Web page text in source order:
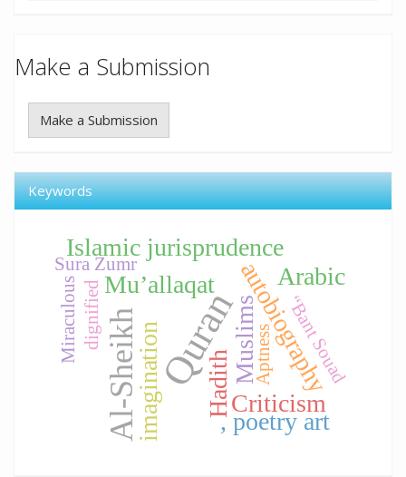
Make a Submission
Make a Submission
Keywords
Quran
Al-Sheikh autobiography
Mu’allaqat
imagination HadithCriticism
Muslims
, poetry art
Islamic jurisprudence
Arabic
“Bant Souad
Sura Zumr
dignified
Miraculous Aptness